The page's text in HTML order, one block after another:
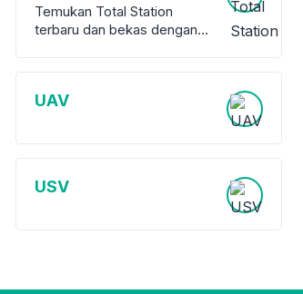
Temukan Total Station
terbaru dan bekas dengan
peralatan survey berkualitas
UAV
USV